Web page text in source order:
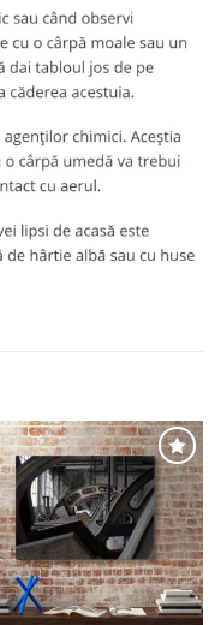
Adaugă
la
favorite